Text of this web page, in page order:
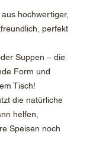
hochwertiger,
perfekt
Suppen – die
Form und
Tisch!
die natürliche
helfen,
Speisen noch